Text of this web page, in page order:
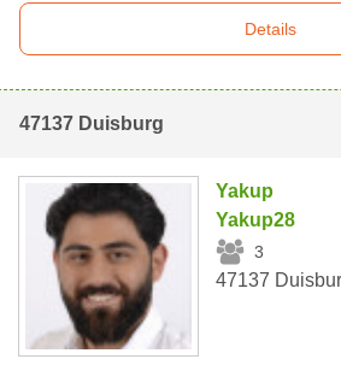
Details
47137 Duisburg
Yakup
Yakup28
3
47137